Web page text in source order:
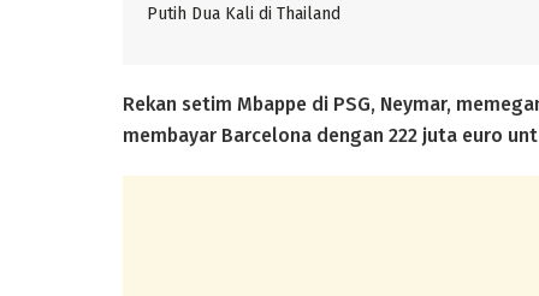
Putih Dua Kali di Thailand
Rekan setim Mbappe di PSG, Neymar,
membayar Barcelona dengan 222 juta euro